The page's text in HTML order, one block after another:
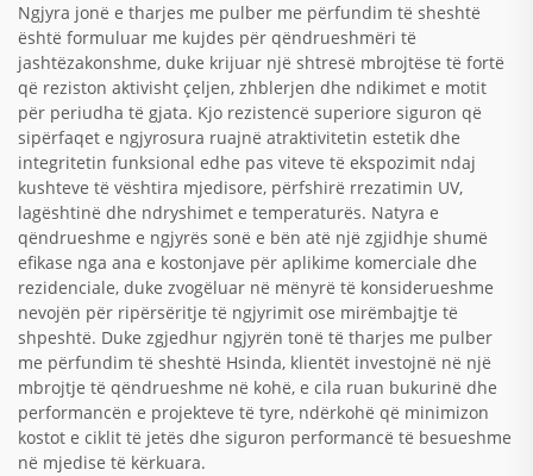
Ngjyra jonë e tharjes me pulber me përfundim të sheshtë
është formuluar me kujdes për qëndrueshmëri të
jashtëzakonshme, duke krijuar një shtresë mbrojtëse të fortë
që reziston aktivisht çeljen, zhblerjen dhe ndikimet e motit
për periudha të gjata. Kjo rezistencë superiore siguron që
sipërfaqet e ngjyrosura ruajnë atraktivitetin estetik dhe
integritetin funksional edhe pas viteve të ekspozimit ndaj
kushteve të vështira mjedisore, përfshirë rrezatimin UV,
lagështinë dhe ndryshimet e temperaturës. Natyra e
qëndrueshme e ngjyrës sonë e bën atë një zgjidhje shumë
efikase nga ana e kostonjave për aplikime komerciale dhe
rezidenciale, duke zvogëluar në mënyrë të konsiderueshme
nevojën për ripërsëritje të ngjyrimit ose mirëmbajtje të
shpeshtë. Duke zgjedhur ngjyrën tonë të tharjes me pulber
me përfundim të sheshtë Hsinda, klientët investojnë në një
mbrojtje të qëndrueshme në kohë, e cila ruan bukurinë dhe
performancën e projekteve të tyre, ndërkohë që minimizon
kostot e ciklit të jetës dhe siguron performancë të besueshme
në mjedise të kërkuara.